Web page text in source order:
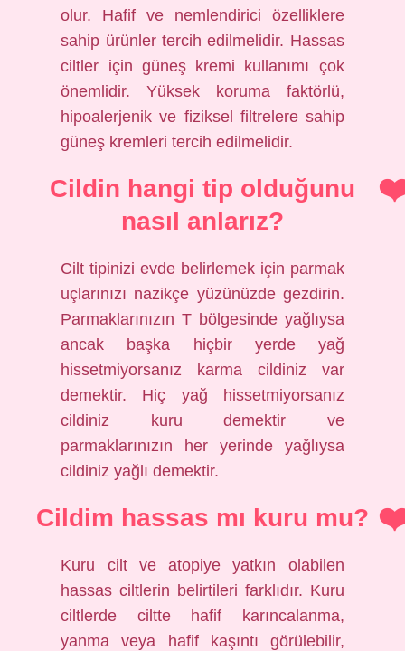
olur. Hafif ve nemlendirici özelliklere
sahip ürünler tercih edilmelidir. Hassas
ciltler için güneş kremi kullanımı çok
önemlidir. Yüksek koruma faktörlü,
hipoalerjenik ve fiziksel filtrelere sahip
güneş kremleri tercih edilmelidir.
Cildin hangi tip olduğunu
nasıl anlarız?
Cilt tipinizi evde belirlemek için parmak
uçlarınızı nazikçe yüzünüzde gezdirin.
Parmaklarınızın T bölgesinde yağlıysa
ancak başka hiçbir yerde yağ
hissetmiyorsanız karma cildiniz var
demektir. Hiç yağ hissetmiyorsanız
cildiniz kuru demektir ve
parmaklarınızın her yerinde yağlıysa
cildiniz yağlı demektir.
Cildim hassas mı kuru mu?
Kuru cilt ve atopiye yatkın olabilen
hassas ciltlerin belirtileri farklıdır. Kuru
ciltlerde ciltte hafif karıncalanma,
yanma veya hafif kaşıntı görülebilir,